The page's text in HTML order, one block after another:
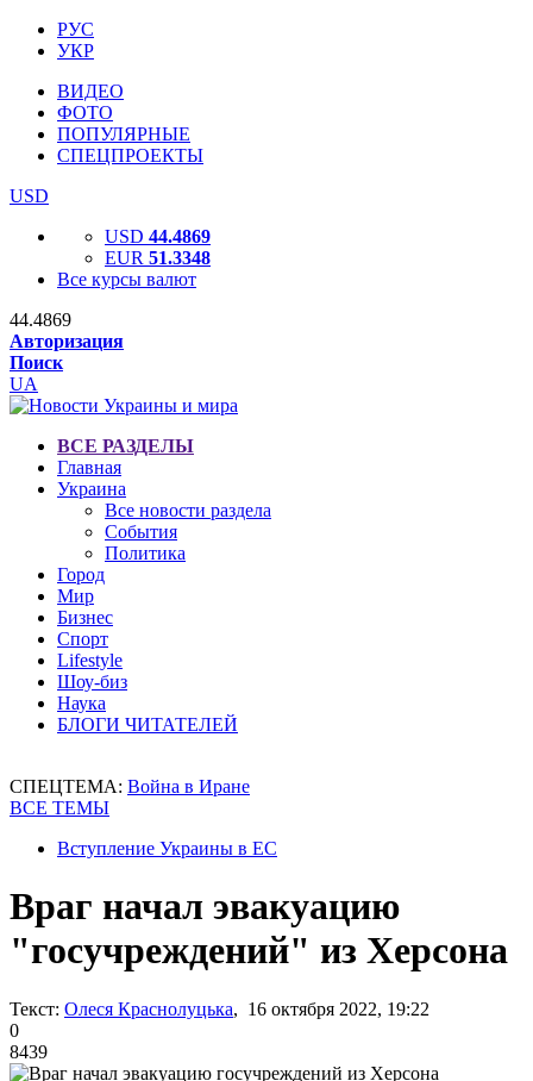
РУС
УКР
ВИДЕО
ФОТО
ПОПУЛЯРНЫЕ
СПЕЦПРОЕКТЫ
USD
USD 44.4869
EUR 51.3348
Все курсы валют
44.4869
Авторизация
Поиск
UA
ВСЕ РАЗДЕЛЫ
Главная
Украина
Все новости раздела
События
Политика
Город
Мир
Бизнес
Спорт
Lifestyle
Шоу-биз
Наука
БЛОГИ ЧИТАТЕЛЕЙ
СПЕЦТЕМА: Война в Иране
ВСЕ ТЕМЫ
Вступление Украины в ЕС
Враг начал эвакуацию
"госучреждений" из Херсона
Текст: Олеся Краснолуцька, 16 октября 2022, 19:22
0
8439